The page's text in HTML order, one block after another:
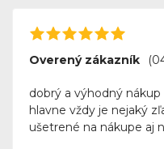
Overený zákazník
dobrý a výhodný nákup
hlavne vždy je nejaký
ušetrené na nákupe aj